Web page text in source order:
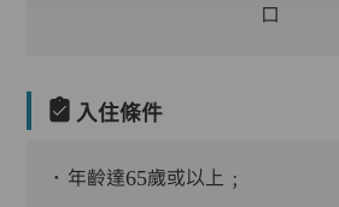
口
入住條件
．年齡達65歲或以上﹔